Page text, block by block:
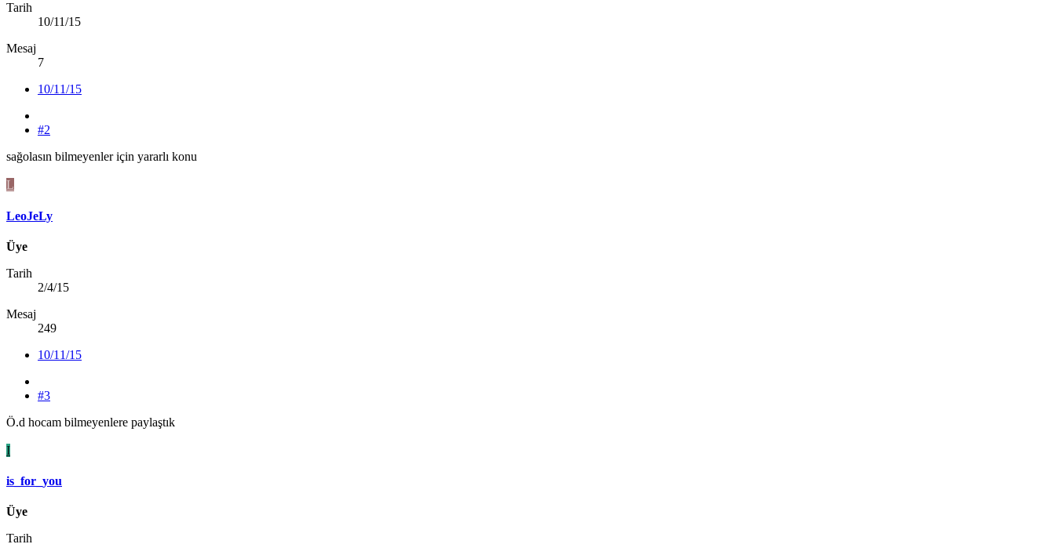
Tarih
10/11/15
Mesaj
7
10/11/15
#2
sağolasın bilmeyenler için yararlı konu
L
LeoJeLy
Üye
Tarih
2/4/15
Mesaj
249
10/11/15
#3
Ö.d hocam bilmeyenlere paylaştık
I
is_for_you
Üye
Tarih